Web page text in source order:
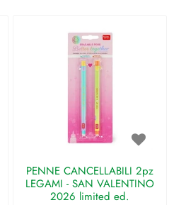
PENNE CANCELLABILI 2pz
LEGAMI - SAN VALENTINO
2026 limited ed.